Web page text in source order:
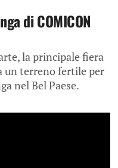
di COMICON
la principale fiera
un terreno fertile per
nel Bel Paese.